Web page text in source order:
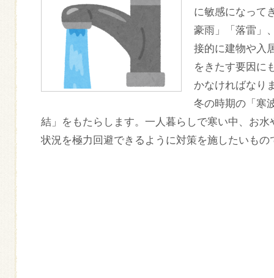
に敏感になって
豪雨」「落雷」
接的に建物や入
をきたす要因に
かなければなり
冬の時期の「寒
結」をもたらします。一人暮らしで寒い中、お
状況を極力回避できるように対策を施したいもの